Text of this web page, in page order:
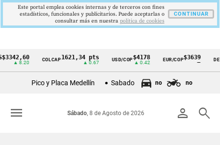
Cintillo
Colombia
COLCAP1621,34 pts USD/COP$4178
▲ 0.42
EUR/COP$3639
—
Pico y Placa Medellín Sabado no no
person search
Sábado, 8 de Agosto de 2026
menu
Este portal emplea cookies internas y de terceros con fines
estadísticos, funcionales y publicitarios. Puede aceptarlas o
consultar más en nuestra politica de cookies
CONTINUAR